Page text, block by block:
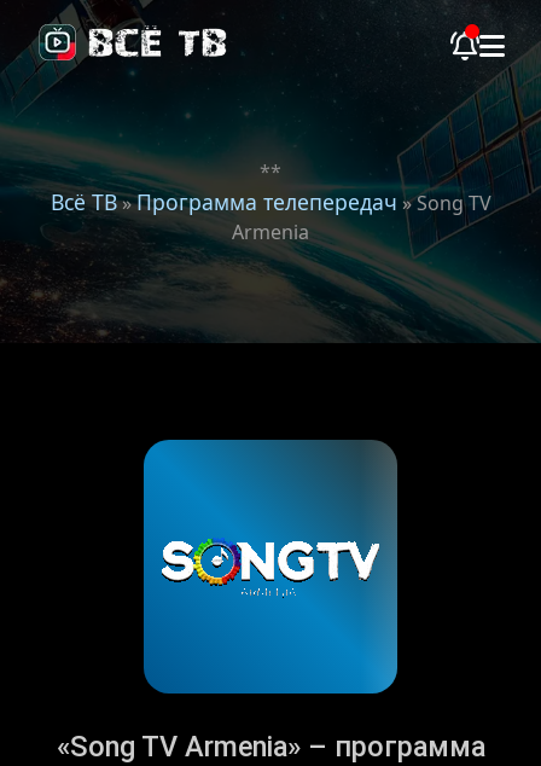
**
Всё ТВ»Программа телепередач » Song TV
Armenia
«Song TV Armenia» – программа